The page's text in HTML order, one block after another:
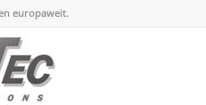
europaweit.